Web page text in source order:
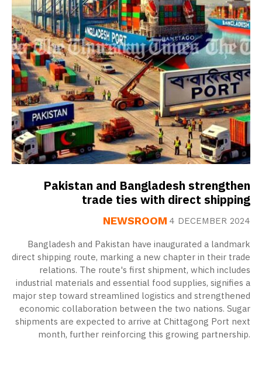
Pakistan and Bangladesh strengthen
trade ties with direct shipping
NEWSROOM 4 DECEMBER 2024
Bangladesh and Pakistan have inaugurated a landmark
direct shipping route, marking a new chapter in their trade
relations. The route's first shipment, which includes
industrial materials and essential food supplies, signifies a
major step toward streamlined logistics and strengthened
economic collaboration between the two nations. Sugar
shipments are expected to arrive at Chittagong Port next
month, further reinforcing this growing partnership.